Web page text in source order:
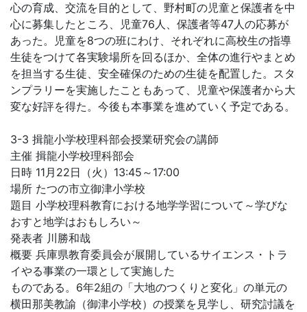
心の育成、交流を目的として、野村町の児童と保護者を中
心に募集したところ、児童76人、保護者等47人の応募が
あった。児童を8つの班にわけ、それぞれに高校生の指導
生徒をつけて各実験場所を回るほか、全体の進行やまとめ
を担当する生徒、安全確保のための生徒を配置した。スタ
ンプラリーを実施したこともあって、児童や保護者から大
変な好評を得た。今後も本事業を進めていく予定である。
3-3 揖龍小学校理科部会授業研究会の講師
主催 揖龍小学校理科部会
日時 11月22日（火）13:45～17:00
場所 たつの市立御津小学校
題目 小学校理科教育における地学学習について～学びな
おすと地学はおもしろい～
発表者 川勝和哉
概要 兵庫県教育委員会が展開しているサイエンス・トラ
イやる事業の一環として実施した
ものである。6年2組の「大地のつくりと変化」の単元の
横田那美教諭（御津小学校）の授業を見学し、研究討議を